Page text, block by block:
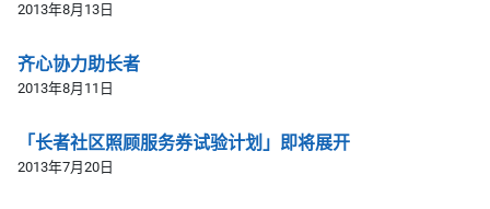
2013年8月13日
齐心协力助长者
2013年8月11日
「长者社区照顾服务券试验计划」即将展开
2013年7月20日